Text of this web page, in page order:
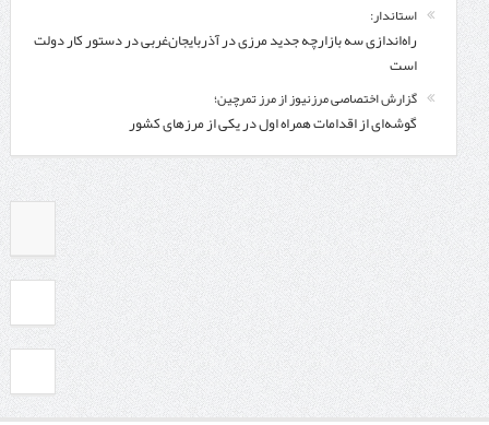
استاندار:
راه‌اندازی سه بازارچه جدید مرزی در آذربایجان‌غربی در دستور کار دولت
است
گزارش اختصاصی مرزنیوز از مرز تمرچین؛
گوشه‌ای از اقدامات همراه اول در یکی از مرزهای کشور